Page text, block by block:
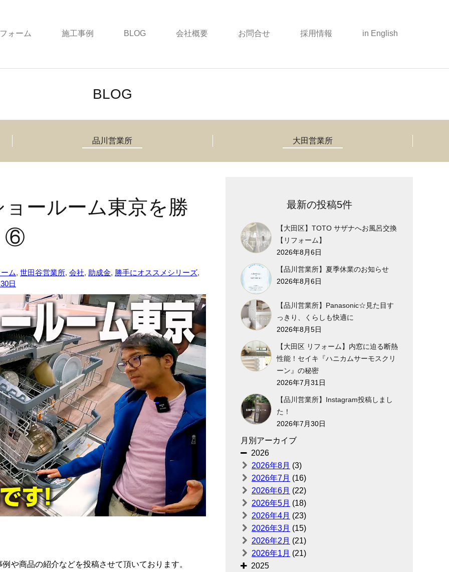
ォーム 施工事例 BLOG 会社概要 お問合せ 採用情報 in English
BLOG
品川営業所 大田営業所
ールーム東京を勝
⑥
ム, 世田谷営業所, 会社, 助成金, 勝手にオススメシリーズ,
日
や商品の紹介などを投稿させて頂いております。
最新の投稿5件
【大田区】TOTO サザナへお風呂交換
【リフォーム】
2026年8月6日
【品川営業所】夏季休業のお知らせ
2026年8月6日
【品川営業所】Panasonic☆見た目す
っきり、くらしも快適に
2026年8月5日
【大田区 リフォーム】内窓に迫る断熱
性能！セイキ『ハニカムサーモスクリ
ーン』の秘密
2026年7月31日
【品川営業所】Instagram投稿しまし
た！
2026年7月30日
月別アーカイブ
2026
2026年8月 (3)
2026年7月 (16)
2026年6月 (22)
2026年5月 (18)
2026年4月 (23)
2026年3月 (15)
2026年2月 (21)
2026年1月 (21)
2025